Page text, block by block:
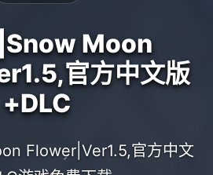
Moon
官方中文版
+DLC
Flower|Ver1.5,官方中文